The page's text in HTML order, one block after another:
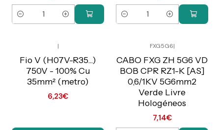
Quantidade Quantidade
C/IVA
|
Fio V (H07V-R35...)
750V - 100% Cu
35mm² (metro)
6,23€
C/IVA
FXG5G6|
CABO FXG ZH 5G6 VD
BOB CPR RZ1-K [AS]
0,6/1KV 5G6mm2
Verde Livre
Hologéneos
7,14€